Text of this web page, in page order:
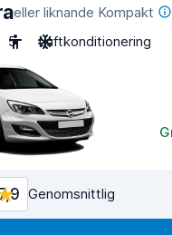
eller liknande Kompakt
5 Luftkonditionering
Genomsnittlig